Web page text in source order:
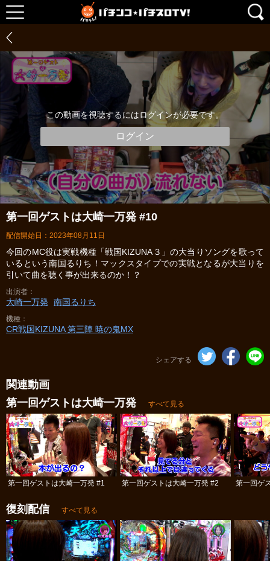
この動画を視聴するにはログインが必要です。
ログイン
第一回ゲストは大崎一万発 #10
配信開始日：2023年08月11日
今回のMC役は実戦機種「戦国KIZUNA３」の大当りソングを歌って
いるという南国るりち！マックスタイプでの実戦となるが大当りを
引いて曲を聴く事が出来るのか！？
出演者
大崎一万発 南国るりち
機種
CR戦国KIZUNA 第三陣 暁の鬼MX
シェアする
関連動画
第一回ゲストは大崎一万発
すべて見る
第一回ゲストは大崎一万発 #1 第一回ゲストは大崎一万発 #2 第一回ゲ
復刻配信 すべて見る